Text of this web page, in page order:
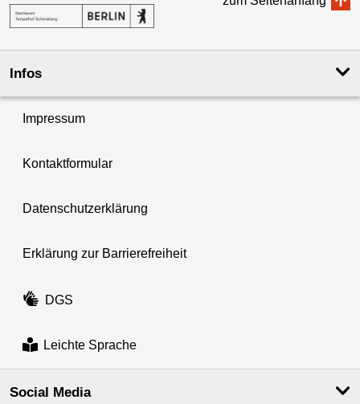
Infos
Impressum
Kontaktformular
Datenschutzerklärung
Erklärung zur Barrierefreiheit
DGS
Leichte Sprache
Social Media